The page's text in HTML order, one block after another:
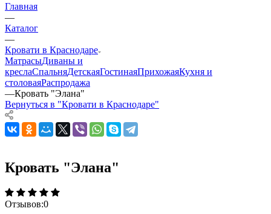
Главная
—
Каталог
—
Кровати в Краснодаре
МатрасыДиваны и
креслаСпальняДетскаяГостинаяПрихожаяКухня и
столоваяРаспродажа
—Кровать "Элана"
Вернуться в "Кровати в Краснодаре"
Кровать "Элана"
Отзывов:0